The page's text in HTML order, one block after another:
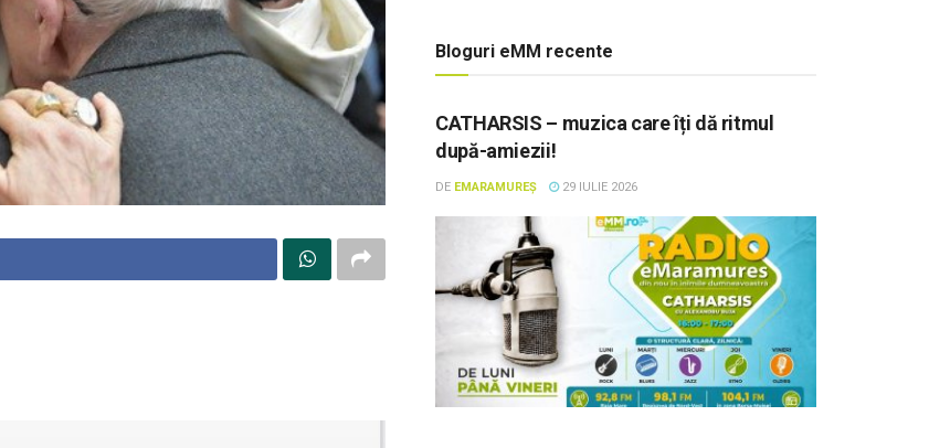
Bloguri eMM recente
CATHARSIS – muzica care îți dă ritmul
după-amiezii!
DE EMARAMUREȘ 29 IULIE 2026